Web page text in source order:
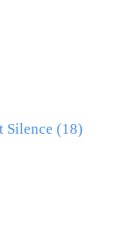
Silence (18)